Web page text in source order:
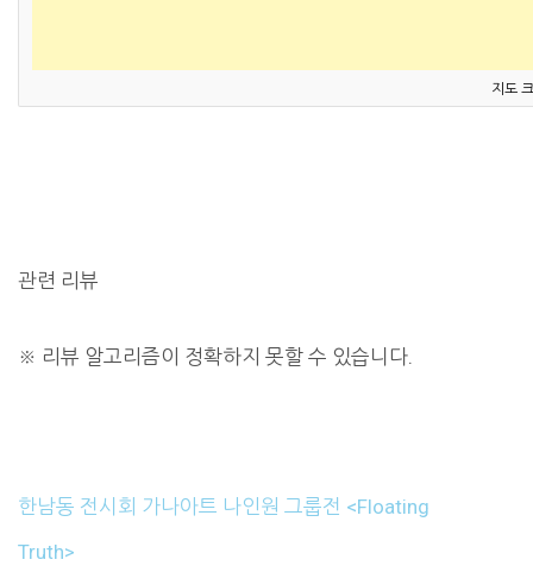
지도
관련 리뷰
※ 리뷰 알고리즘이 정확하지 못할 수 있습니다.
한남동 전시회 가나아트 나인원 그룹전 <Floating
Truth>